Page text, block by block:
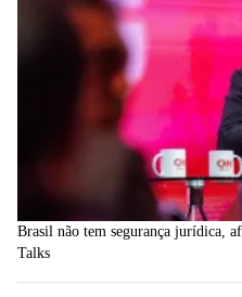
Brasil não tem segurança jurídica,
Talks